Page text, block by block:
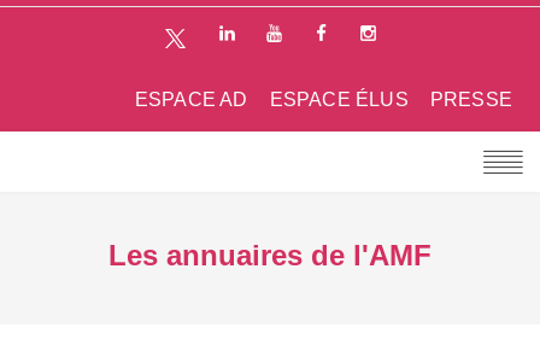
PRESSE
ESPACE ÉLUS
ESPACE AD
Les annuaires de l'AMF